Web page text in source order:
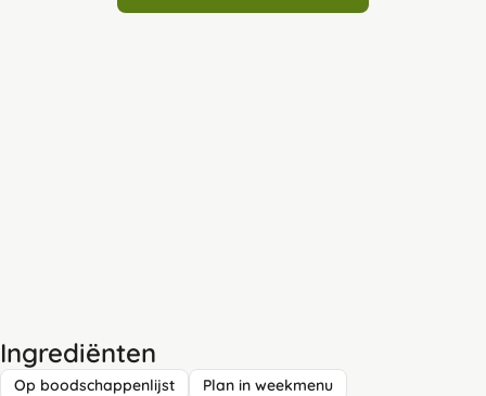
Ingrediënten
Op boodschappenlijst Plan in weekmenu